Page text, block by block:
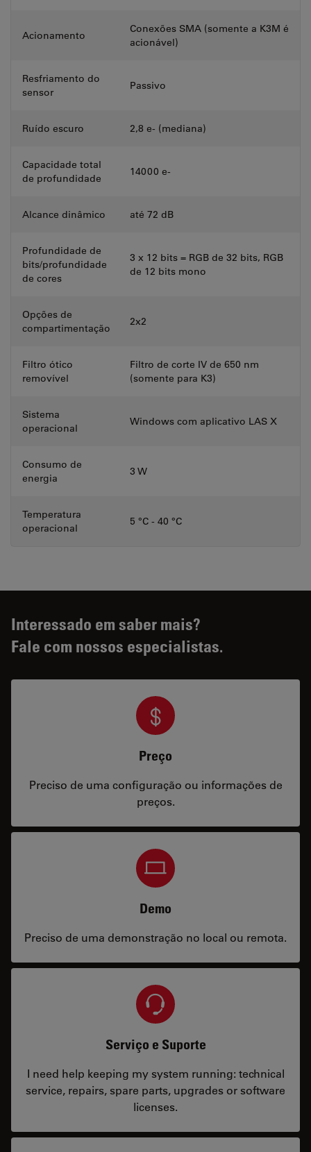
Acionamento
Conexões SMA (somente a K3M é
acionável)
Resfriamento do
sensor
Passivo
Ruído escuro 2,8 e- (mediana)
Capacidade total
de profundidade
14000 e-
Alcance dinâmico até 72 dB
Profundidade de
bits/profundidade
de cores
3 x 12 bits = RGB de 32 bits, RGB
de 12 bits mono
Opções de
compartimentação
2x2
Filtro ótico
removível
Filtro de corte IV de 650 nm
(somente para K3)
Sistema
operacional
Windows com aplicativo LAS X
Consumo de
energia
3 W
Temperatura
operacional
5 °C - 40 °C
Interessado em saber mais?
Fale com nossos especialistas.
Preço
Preciso de uma configuração ou informações de
preços.
Demo
Preciso de uma demonstração no local ou remota.
Serviço e Suporte
I need help keeping my system running: technical
service, repairs, spare parts, upgrades or software
licenses.